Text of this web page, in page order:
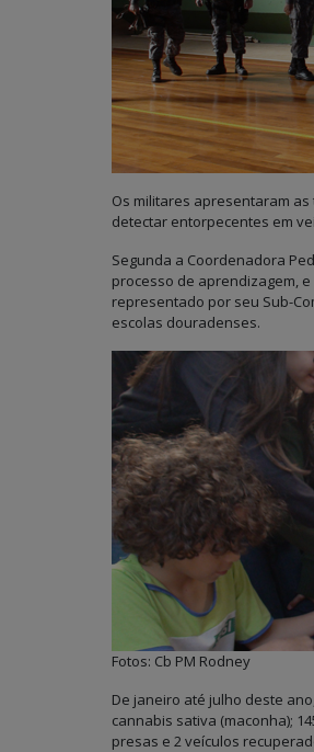
Os militares apresentaram
detectar entorpecentes em
Segunda a Coordenadora
processo de aprendizagem,
representado por seu Sub-
escolas douradenses.
Fotos: Cb PM Rodney
De janeiro até julho deste
cannabis sativa (maconha);
presas e 2 veículos